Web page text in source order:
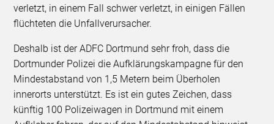
verletzt, in einem Fall schwer verletzt, in einigen Fällen
flüchteten die Unfallverursacher.
Deshalb ist der ADFC Dortmund sehr froh, dass die
Dortmunder Polizei die Aufklärungskampagne für den
Mindestabstand von 1,5 Metern beim Überholen
innerorts unterstützt. Es ist ein gutes Zeichen, dass
künftig 100 Polizeiwagen in Dortmund mit einem